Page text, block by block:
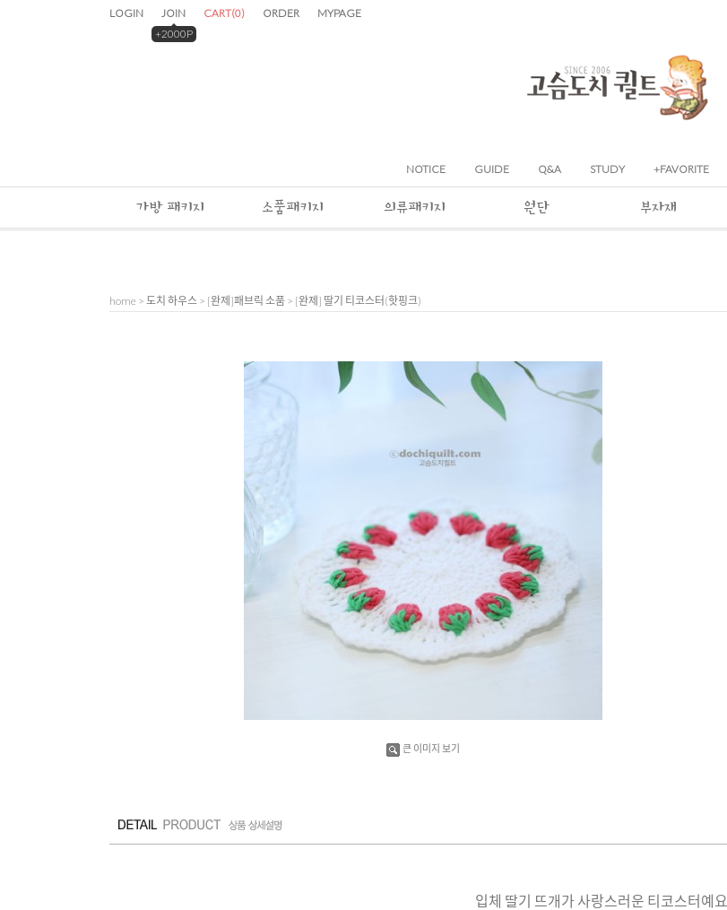
LOGIN
JOIN
+2000P
CART(0) ORDER MYPAGE
NOTICE GUIDE Q&A STUDY +FAVORITE
가방 패키지 소품패키지 의류패키지 원단 부자재
home > 도치 하우스 > [완제]패브릭 소품 > [완제] 딸기 티코스터(핫핑크)
큰 이미지 보기
입체 딸기 뜨개가 사랑스러운 티코스터예요.